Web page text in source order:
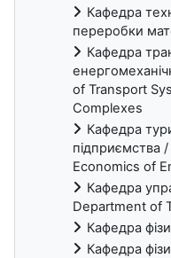
Кафедра
переробки
Кафедра
of Transport
Complexes
Кафедра
підприємства
Economics of
Кафедра
Department of
Кафедра
Кафедра